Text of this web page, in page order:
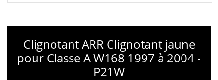
Clignotant ARR Clignotant jaune
pour Classe A W168 1997 à 2004 -
P21W